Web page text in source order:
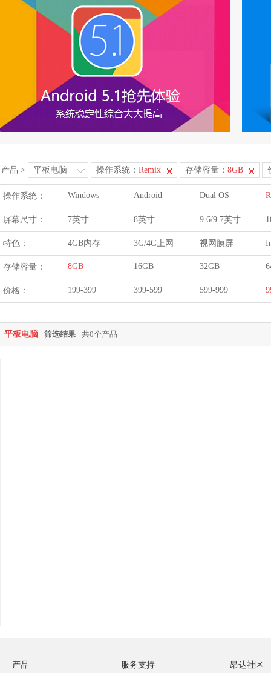
产品 > 平板电脑 操作系统： Remix 存储容量： 8GB
操作系统： Windows Android Dual OS
屏幕尺寸： 7英寸 8英寸 9.6/9.7英寸
特色： 4GB内存 3G/4G上网 视网膜屏
存储容量： 8GB 16GB 32GB
价格： 199-399 399-599 599-999
平板电脑 筛选结果 共0个产品
产品 服务支持 昂达社区